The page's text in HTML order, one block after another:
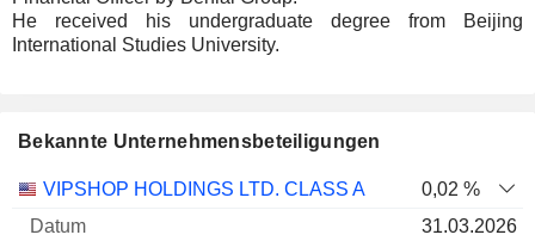
He received his undergraduate degree from Beijing
International Studies University.
Bekannte Unternehmensbeteiligungen
Unternehmen
Anzahl
Bewertung
VIPSHOP HOLDINGS LTD. CLASS A
0,02 %
31.03.2026